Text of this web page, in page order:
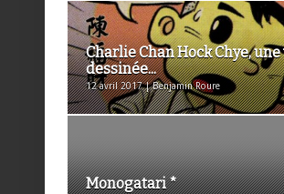
Charlie Chan Hock Chye, une
dessinée...
12 avril 2017 | Benjamin Roure
Monogatari *